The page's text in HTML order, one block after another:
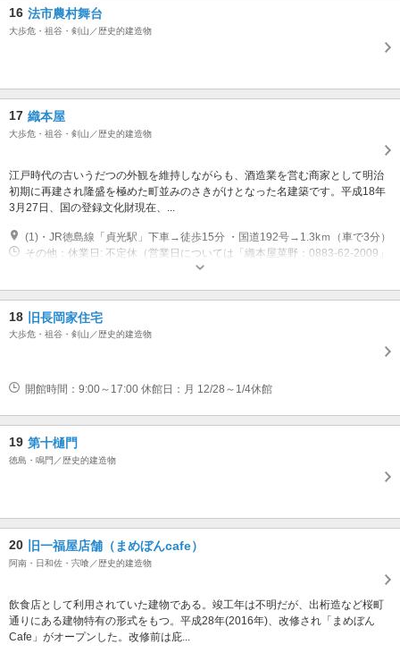
16 法市農村舞台
大歩危・祖谷・剣山／歴史的建造物
17 織本屋
大歩危・祖谷・剣山／歴史的建造物
江戸時代の古いうだつの外観を維持しながらも、酒造業を営む商家として明治
初期に再建され隆盛を極めた町並みのさきがけとなった名建築です。平成18年
3月27日、国の登録文化財現在、...
(1)・JR徳島線「貞光駅」下車→徒歩15分 ・国道192号→1.3kｍ（車で3分）
その他：休業日: 不定休（営業日については「織本屋菜野：0883-62-2009」
またはインスタグラム「織本屋菜野」にてご確認ください。 営業時間: 11時
18 旧長岡家住宅
大歩危・祖谷・剣山／歴史的建造物
開館時間：9:00～17:00 休館日：月 12/28～1/4休館
19 第十樋門
徳島・鳴門／歴史的建造物
20 旧一福屋店舗（まめぼんcafe）
阿南・日和佐・宍喰／歴史的建造物
飲食店として利用されていた建物である。竣工年は不明だが、出桁造など桜町
通りにある建物特有の形式をもつ。平成28年(2016年)、改修され「まめぼん
Cafe」がオープンした。改修前は庇...